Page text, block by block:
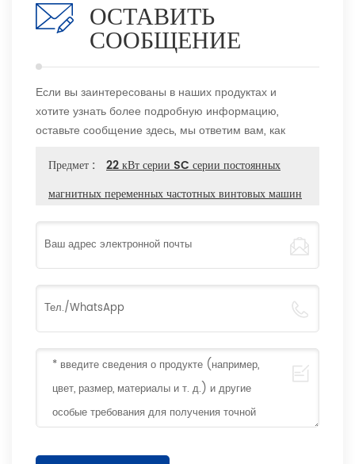
ОСТАВИТЬ
СООБЩЕНИЕ
Если вы заинтересованы в наших продуктах и
хотите узнать более подробную информацию,
оставьте сообщение здесь, мы ответим вам, как
Предмет :
22 кВт серии SC серии постоянных
магнитных переменных частотных винтовых машин